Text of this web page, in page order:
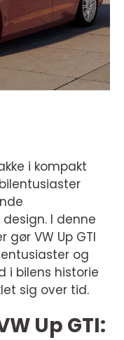
i kompakt
I denne
gør VW Up GTI
og
i bilens historie
sig over tid.
Up GTI: